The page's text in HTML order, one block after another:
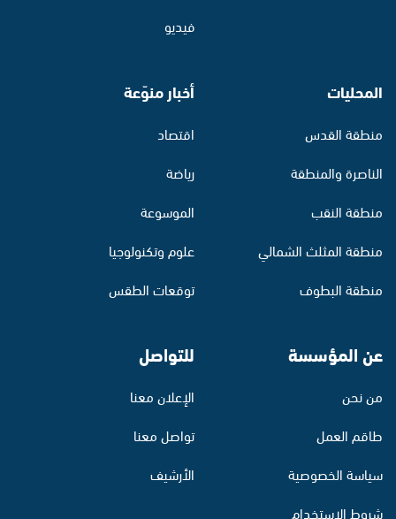
فيديو
المحليات
منطقة القدس
الناصرة والمنطقة
منطقة النقب
منطقة المثلث الشمالي
منطقة البطوف
أخبار منوّعة
اقتصاد
رياضة
الموسوعة
علوم وتكنولوجيا
توقعات الطقس
عن المؤسسة
من نحن
طاقم العمل
سياسة الخصوصية
شروط الاستخدام
للتواصل
الإعلان معنا
تواصل معنا
الأرشيف